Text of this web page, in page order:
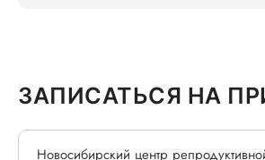
ЗАПИСАТЬСЯ НА
Новосибирский центр